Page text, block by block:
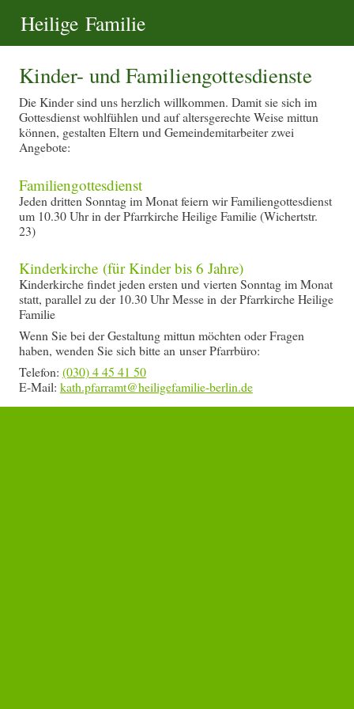
Heilige Familie
Kinder- und Familiengottesdienste
Die Kinder sind uns herzlich willkommen. Damit sie sich im
Gottesdienst wohlfühlen und auf altersgerechte Weise mittun
können, gestalten Eltern und Gemeindemitarbeiter zwei
Angebote:
Familiengottesdienst
Jeden dritten Sonntag im Monat feiern wir Familiengottesdienst
um 10.30 Uhr in der Pfarrkirche Heilige Familie (Wichertstr.
23)
Kinderkirche (für Kinder bis 6 Jahre)
Kinderkirche findet jeden ersten und vierten Sonntag im Monat
statt, parallel zu der 10.30 Uhr Messe in der Pfarrkirche Heilige
Familie
Wenn Sie bei der Gestaltung mittun möchten oder Fragen
haben, wenden Sie sich bitte an unser Pfarrbüro:
Telefon: (030) 4 45 41 50
E-Mail: